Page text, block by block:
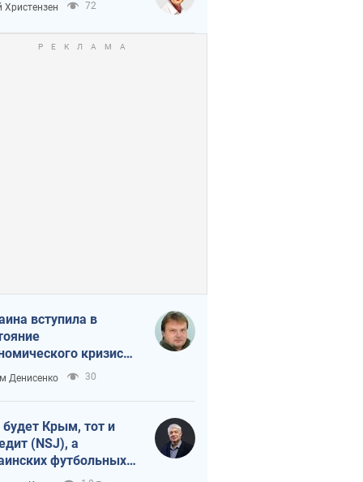
Христензен 72
вступила в
кризиса.
ли свет в конце
Денисенко 30
будет Крым, тот и
(NSJ), а
футбольных
могут